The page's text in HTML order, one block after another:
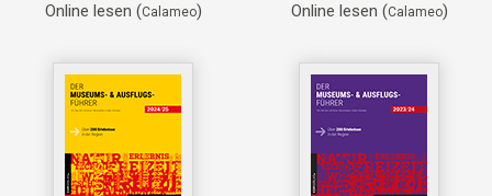
Online lesen (Calameo)
Online lesen (Calameo)